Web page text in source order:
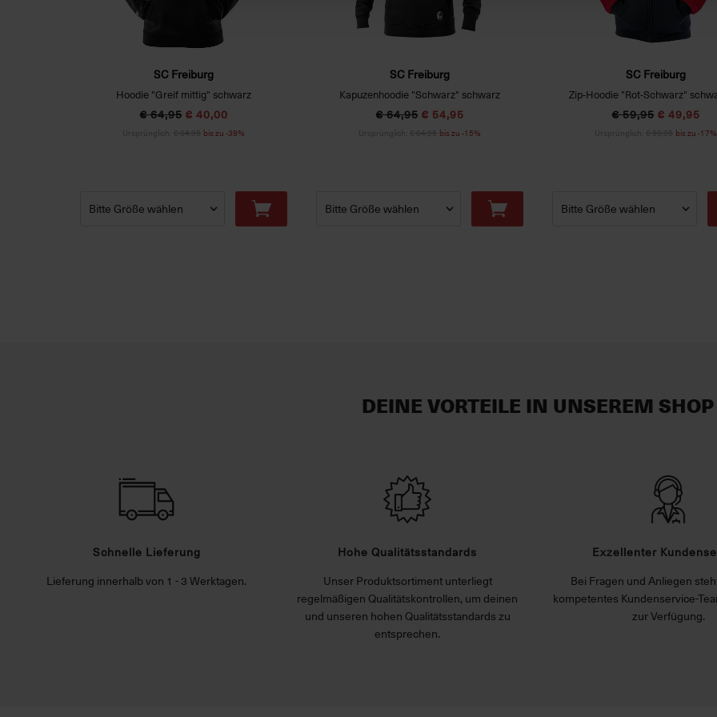
SC Freiburg
Hoodie "Greif mittig" schwarz
€ 64,95 € 40,00
bis zu -38%
SC Freiburg
Kapuzenhoodie "Schwarz" schwarz
€ 64,95 € 54,95
bis zu -15%
SC Freiburg
Zip-Hoodie "Rot-Schwarz"
€ 59,95 € 49,95
bis zu -17%
DEINE VORTEILE IN UNSEREM SHOP
Schnelle Lieferung
Lieferung innerhalb von 1 - 3 Werktagen.
Hohe Qualitätsstandards
Unser Produktsortiment unterliegt
regelmäßigen Qualitätskontrollen, um deinen
und unseren hohen Qualitätsstandards zu
entsprechen.
Exzellenter
Bei Fragen und Anliegen
kompetentes Kundenservice-
zur Verfügung.